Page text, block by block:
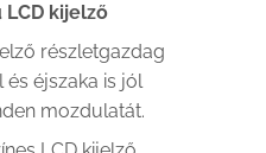
kijelző
részletgazdag
és éjszaka is jól
mozdulatát.